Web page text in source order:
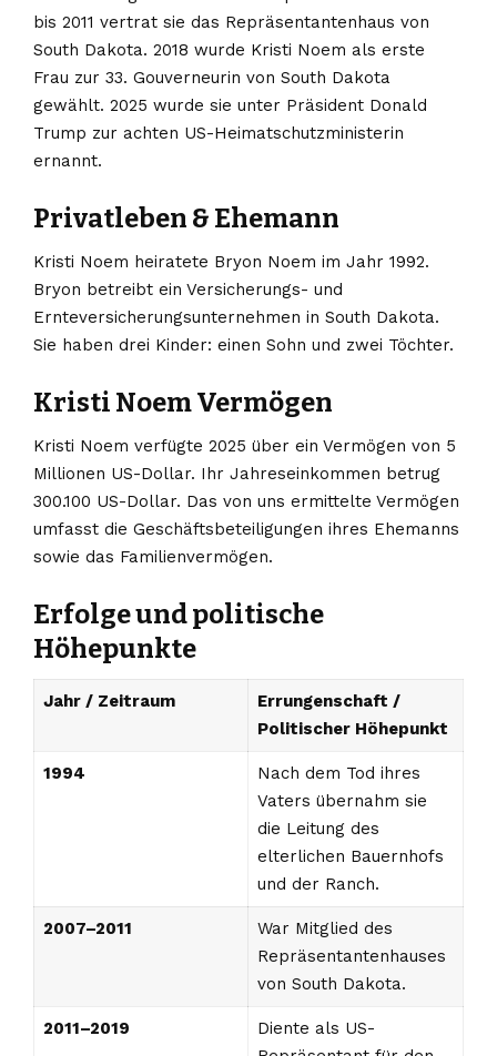
bis 2011 vertrat sie das Repräsentantenhaus von
South Dakota. 2018 wurde Kristi Noem als erste
Frau zur 33. Gouverneurin von South Dakota
gewählt. 2025 wurde sie unter Präsident Donald
Trump zur achten US-Heimatschutzministerin
ernannt.
Privatleben & Ehemann
Kristi Noem heiratete Bryon Noem im Jahr 1992.
Bryon betreibt ein Versicherungs- und
Ernteversicherungsunternehmen in South Dakota.
Sie haben drei Kinder: einen Sohn und zwei Töchter.
Kristi Noem Vermögen
Kristi Noem verfügte 2025 über ein Vermögen von 5
Millionen US-Dollar. Ihr Jahreseinkommen betrug
300.100 US-Dollar. Das von uns ermittelte Vermögen
umfasst die Geschäftsbeteiligungen ihres Ehemanns
sowie das Familienvermögen.
Erfolge und politische
Höhepunkte
Jahr / Zeitraum
Errungenschaft /
Politischer Höhepunkt
1994
Nach dem Tod ihres
Vaters übernahm sie
die Leitung des
elterlichen Bauernhofs
und der Ranch.
2007–2011
War Mitglied des
Repräsentantenhauses
von South Dakota.
2011–2019
Diente als US-